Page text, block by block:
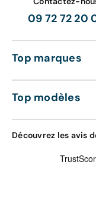
09 72 72 20
Top marques
Top modèles
Découvrez les avis